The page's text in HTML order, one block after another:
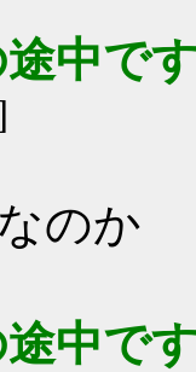
中で
のか
中で